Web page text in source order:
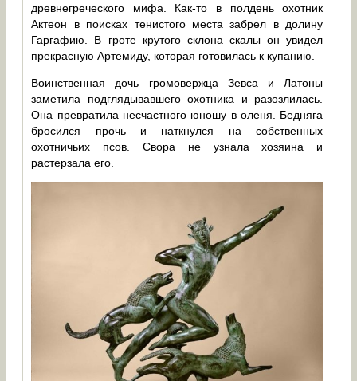
древнегреческого мифа. Как-то в полдень охотник
Актеон в поисках тенистого места забрел в долину
Гаргафию. В гроте крутого склона скалы он увидел
прекрасную Артемиду, которая готовилась к купанию.
Воинственная дочь громовержца Зевса и Латоны
заметила подглядывавшего охотника и разозлилась.
Она превратила несчастного юношу в оленя. Бедняга
бросился прочь и наткнулся на собственных
охотничьих псов. Свора не узнала хозяина и
растерзала его.